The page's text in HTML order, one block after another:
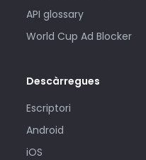
API glossary
World Cup Ad Blocker
Descàrregues
Escriptori
Android
iOS